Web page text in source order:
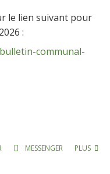
le lien suivant pour
:
communal-
MESSENGER PLUS